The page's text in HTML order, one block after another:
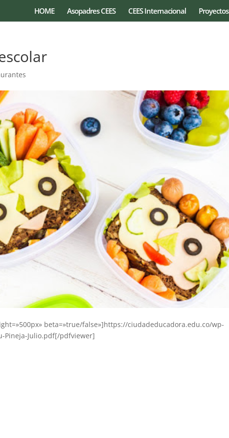
HOME Asopadres CEES CEES Internacional Proyectos
beta=»true/false»]https://ciudadeducadora.edu.co/wp-
Pineja-Julio.pdf[/pdfviewer]